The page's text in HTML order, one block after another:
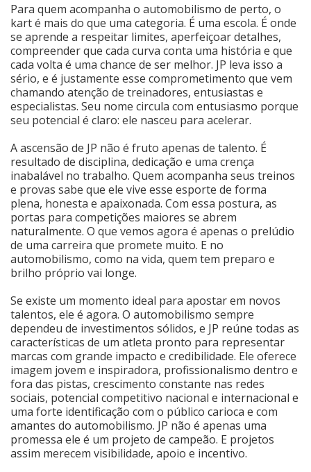
Para quem acompanha o automobilismo de perto, o
kart é mais do que uma categoria. É uma escola. É onde
se aprende a respeitar limites, aperfeiçoar detalhes,
compreender que cada curva conta uma história e que
cada volta é uma chance de ser melhor. JP leva isso a
sério, e é justamente esse comprometimento que vem
chamando atenção de treinadores, entusiastas e
especialistas. Seu nome circula com entusiasmo porque
seu potencial é claro: ele nasceu para acelerar.
A ascensão de JP não é fruto apenas de talento. É
resultado de disciplina, dedicação e uma crença
inabalável no trabalho. Quem acompanha seus treinos
e provas sabe que ele vive esse esporte de forma
plena, honesta e apaixonada. Com essa postura, as
portas para competições maiores se abrem
naturalmente. O que vemos agora é apenas o prelúdio
de uma carreira que promete muito. E no
automobilismo, como na vida, quem tem preparo e
brilho próprio vai longe.
Se existe um momento ideal para apostar em novos
talentos, ele é agora. O automobilismo sempre
dependeu de investimentos sólidos, e JP reúne todas as
características de um atleta pronto para representar
marcas com grande impacto e credibilidade. Ele oferece
imagem jovem e inspiradora, profissionalismo dentro e
fora das pistas, crescimento constante nas redes
sociais, potencial competitivo nacional e internacional e
uma forte identificação com o público carioca e com
amantes do automobilismo. JP não é apenas uma
promessa ele é um projeto de campeão. E projetos
assim merecem visibilidade, apoio e incentivo.